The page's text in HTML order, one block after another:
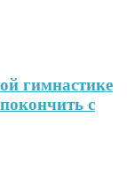
гимнастике
с